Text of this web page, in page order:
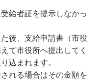
給者証を提示しなかっ
後、支給申請書（市役
て市役所へ提出してく
込まれます。
れる場合はその金額を